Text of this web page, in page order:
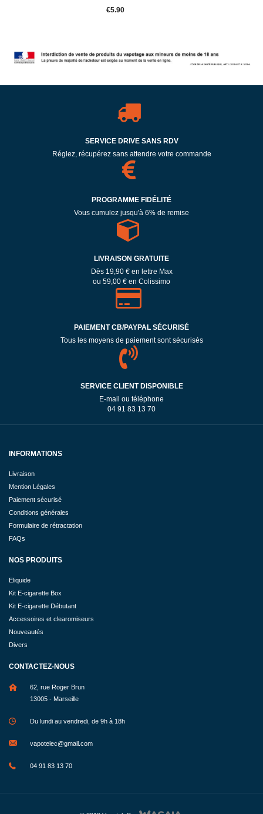
€5.90
SERVICE DRIVE SANS RDV
Réglez, récupérez sans attendre votre commande
PROGRAMME FIDÉLITÉ
Vous cumulez jusqu'à 6% de remise
LIVRAISON GRATUITE
Dès 19,90 € en lettre Max
ou 59,00 € en Colissimo
PAIEMENT CB/PAYPAL SÉCURISÉ
Tous les moyens de paiement sont sécurisés
SERVICE CLIENT DISPONIBLE
E-mail ou téléphone
04 91 83 13 70
INFORMATIONS
Livraison
Mention Légales
Paiement sécurisé
Conditions générales
Formulaire de rétractation
FAQs
NOS PRODUITS
Eliquide
Kit E-cigarette Box
Kit E-cigarette Débutant
Accessoires et clearomiseurs
Nouveautés
Divers
CONTACTEZ-NOUS
62, rue Roger Brun
13005 - Marseille
Du lundi au vendredi, de 9h à 18h
vapotelec@gmail.com
04 91 83 13 70